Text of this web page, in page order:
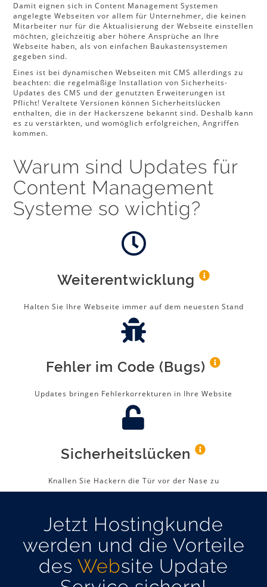
Damit eignen sich in Content Management Systemen
angelegte Webseiten vor allem für Unternehmer, die keinen
Mitarbeiter nur für die Aktualisierung der Webseite einstellen
möchten, gleichzeitig aber höhere Ansprüche an Ihre
Webseite haben, als von einfachen Baukastensystemen
gegeben sind.
Eines ist bei dynamischen Webseiten mit CMS allerdings zu
beachten: die regelmäßige Installation von Sicherheits-
Updates des CMS und der genutzten Erweiterungen ist
Pflicht! Veraltete Versionen können Sicherheitslücken
enthalten, die in der Hackerszene bekannt sind. Deshalb kann
es zu verstärkten, und womöglich erfolgreichen, Angriffen
kommen.
Warum sind Updates für
Content Management
Systeme so wichtig?
Weiterentwicklung
Halten Sie Ihre Webseite immer auf dem neuesten Stand
Fehler im Code (Bugs)
Updates bringen Fehlerkorrekturen in Ihre Website
Sicherheitslücken
Knallen Sie Hackern die Tür vor der Nase zu
Jetzt Hostingkunde
werden und die Vorteile
des Website Update